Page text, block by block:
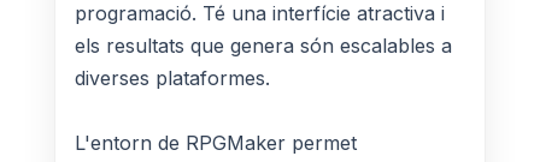
programació. Té una interfície atractiva i
els resultats que genera són escalables a
diverses plataformes.
L'entorn de RPGMaker permet